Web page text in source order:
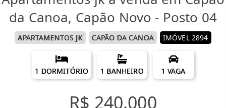
da Canoa, Capão Novo - Posto 04
APARTAMENTOS JK CAPÃO DA CANOA IMÓVEL 2894
1 DORMITÓRIO 1 BANHEIRO 1 VAGA
R$ 240.000